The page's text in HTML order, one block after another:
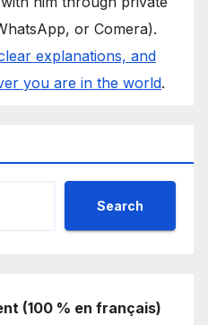
or Comera).
explanations, and
you are in the world.
Search
(100 % en français)